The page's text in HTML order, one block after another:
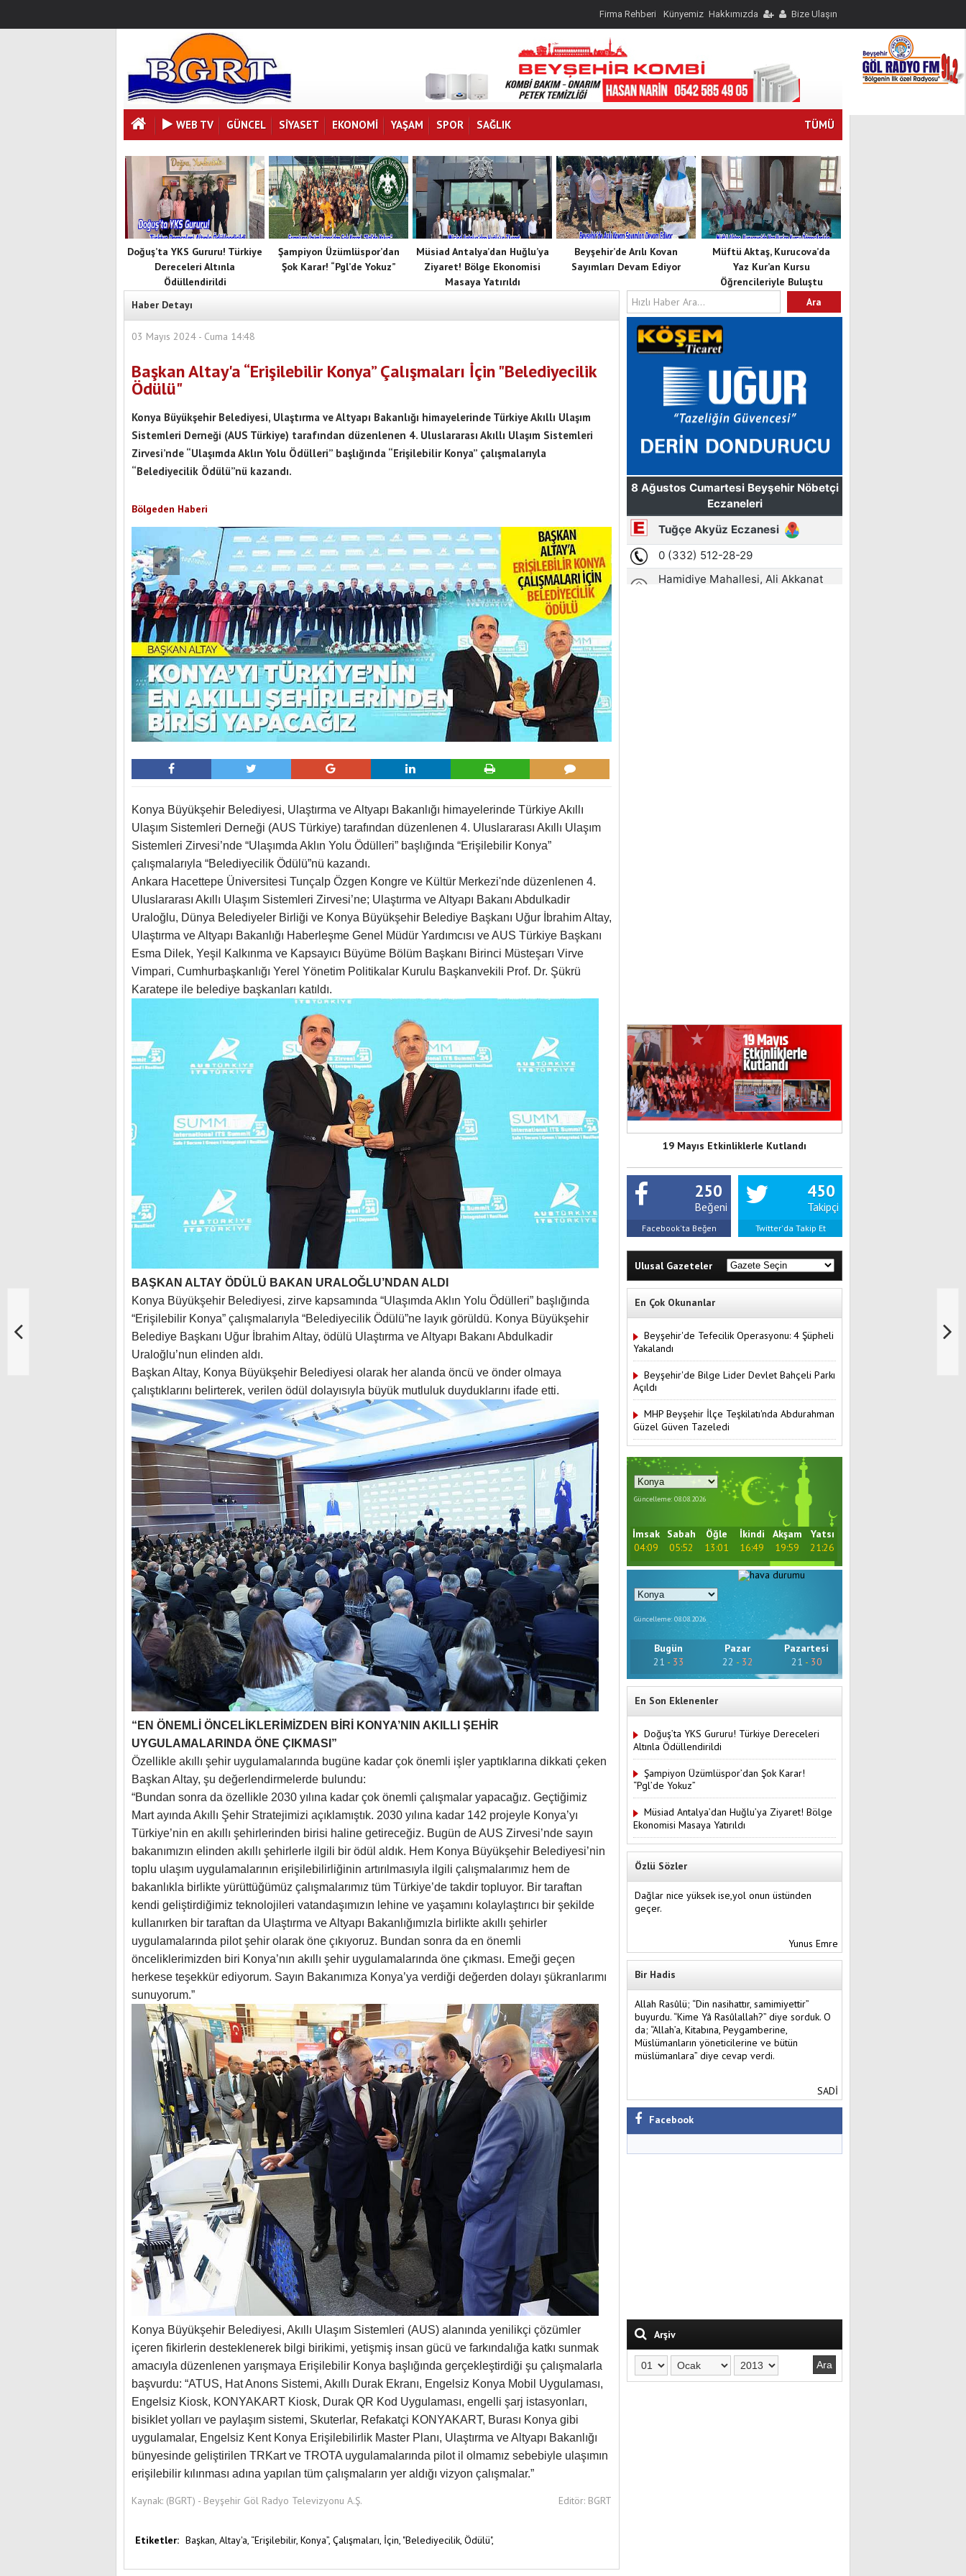
Firma Rehberi Künyemiz Hakkımızda Bize Ulaşın
WEB TV GÜNCEL SIYASET EKONOMI YAŞAM SPOR SAĞLIK TÜMÜ
Doğuş’ta YKS Gururu! Türkiye
Dereceleri Altınla
Ödüllendirildi
Şampiyon Üzümlüspor’dan
Şok Karar! “Pgl’de Yokuz”
Müsiad Antalya’dan Huğlu’ya
Ziyaret! Bölge Ekonomisi
Masaya Yatırıldı
Müftü Aktaş, Kurucova’da
Yaz Kur’an Kursu
Öğrencileriyle Buluştu
Beyşehir’de Arılı Kovan
Sayımları Devam Ediyor
Haber Detayı
03 Mayıs 2024 - Cuma 14:48
Başkan Altay'a “Erişilebilir Konya” Çalışmaları İçin "Belediyecilik
Ödülü"
Konya Büyükşehir Belediyesi, Ulaştırma ve Altyapı Bakanlığı himayelerinde Türkiye Akıllı Ulaşım
Sistemleri Derneği (AUS Türkiye) tarafından düzenlenen 4. Uluslararası Akıllı Ulaşım Sistemleri
Zirvesi’nde “Ulaşımda Aklın Yolu Ödülleri” başlığında “Erişilebilir Konya” çalışmalarıyla
“Belediyecilik Ödülü”nü kazandı.
Bölgeden Haberi
Konya Büyükşehir Belediyesi, Ulaştırma ve Altyapı Bakanlığı himayelerinde Türkiye Akıllı
Ulaşım Sistemleri Derneği (AUS Türkiye) tarafından düzenlenen 4. Uluslararası Akıllı Ulaşım
Sistemleri Zirvesi’nde “Ulaşımda Aklın Yolu Ödülleri” başlığında “Erişilebilir Konya”
çalışmalarıyla “Belediyecilik Ödülü”nü kazandı.
Ankara Hacettepe Üniversitesi Tunçalp Özgen Kongre ve Kültür Merkezi'nde düzenlenen 4.
Uluslararası Akıllı Ulaşım Sistemleri Zirvesi’ne; Ulaştırma ve Altyapı Bakanı Abdulkadir
Uraloğlu, Dünya Belediyeler Birliği ve Konya Büyükşehir Belediye Başkanı Uğur İbrahim Altay,
Ulaştırma ve Altyapı Bakanlığı Haberleşme Genel Müdür Yardımcısı ve AUS Türkiye Başkanı
Esma Dilek, Yeşil Kalkınma ve Kapsayıcı Büyüme Bölüm Başkanı Birinci Müsteşarı Virve
Vimpari, Cumhurbaşkanlığı Yerel Yönetim Politikalar Kurulu Başkanvekili Prof. Dr. Şükrü
Karatepe ile belediye başkanları katıldı.
BAŞKAN ALTAY ÖDÜLÜ BAKAN URALOĞLU’NDAN ALDI
Konya Büyükşehir Belediyesi, zirve kapsamında “Ulaşımda Aklın Yolu Ödülleri” başlığında
“Erişilebilir Konya” çalışmalarıyla “Belediyecilik Ödülü”ne layık görüldü. Konya Büyükşehir
Belediye Başkanı Uğur İbrahim Altay, ödülü Ulaştırma ve Altyapı Bakanı Abdulkadir
Uraloğlu’nun elinden aldı.
Başkan Altay, Konya Büyükşehir Belediyesi olarak her alanda öncü ve önder olmaya
çalıştıklarını belirterek, verilen ödül dolayısıyla büyük mutluluk duyduklarını ifade etti.
“EN ÖNEMLİ ÖNCELİKLERİMİZDEN BİRİ KONYA’NIN AKILLI ŞEHİR
UYGULAMALARINDA ÖNE ÇIKMASI”
Özellikle akıllı şehir uygulamalarında bugüne kadar çok önemli işler yaptıklarına dikkati çeken
Başkan Altay, şu değerlendirmelerde bulundu:
“Bundan sonra da özellikle 2030 yılına kadar çok önemli çalışmalar yapacağız. Geçtiğimiz
Mart ayında Akıllı Şehir Stratejimizi açıklamıştık. 2030 yılına kadar 142 projeyle Konya’yı
Türkiye’nin en akıllı şehirlerinden birisi haline getireceğiz. Bugün de AUS Zirvesi’nde sayın
bakanımızın elinden akıllı şehirlerle ilgili bir ödül aldık. Hem Konya Büyükşehir Belediyesi’nin
toplu ulaşım uygulamalarının erişilebilirliğinin artırılmasıyla ilgili çalışmalarımız hem de
bakanlıkla birlikte yürüttüğümüz çalışmalarımız tüm Türkiye’de takdir topluyor. Bir taraftan
kendi geliştirdiğimiz teknolojileri vatandaşımızın lehine ve yaşamını kolaylaştırıcı bir şekilde
kullanırken bir taraftan da Ulaştırma ve Altyapı Bakanlığımızla birlikte akıllı şehirler
uygulamalarında pilot şehir olarak öne çıkıyoruz. Bundan sonra da en önemli
önceliklerimizden biri Konya’nın akıllı şehir uygulamalarında öne çıkması. Emeği geçen
herkese teşekkür ediyorum. Sayın Bakanımıza Konya’ya verdiği değerden dolayı şükranlarımı
sunuyorum.”
Konya Büyükşehir Belediyesi, Akıllı Ulaşım Sistemleri (AUS) alanında yenilikçi çözümler
içeren fikirlerin desteklenerek bilgi birikimi, yetişmiş insan gücü ve farkındalığa katkı sunmak
amacıyla düzenlenen yarışmaya Erişilebilir Konya başlığında gerçekleştirdiği şu çalışmalarla
başvurdu: “ATUS, Hat Anons Sistemi, Akıllı Durak Ekranı, Engelsiz Konya Mobil Uygulaması,
Engelsiz Kiosk, KONYAKART Kiosk, Durak QR Kod Uygulaması, engelli şarj istasyonları,
bisiklet yolları ve paylaşım sistemi, Skuterlar, Refakatçi KONYAKART, Burası Konya gibi
uygulamalar, Engelsiz Kent Konya Erişilebilirlik Master Planı, Ulaştırma ve Altyapı Bakanlığı
bünyesinde geliştirilen TRKart ve TROTA uygulamalarında pilot il olmamız sebebiyle ulaşımın
erişilebilir kılınması adına yapılan tüm çalışmaların yer aldığı vizyon çalışmalar.”
Kaynak: (BGRT) - Beyşehir Göl Radyo Televizyonu A.Ş. Editör: BGRT
Etiketler: Başkan, Altay'a, “Erişilebilir, Konya”, Çalışmaları, İçin, "Belediyecilik, Ödülü",
19 Mayıs Etkinliklerle Kutlandı
250
Beğeni
Facebook'ta Beğen
450
Takipçi
Twitter'da Takip Et
Ulusal Gazeteler
En Çok Okunanlar
Beyşehir'de Tefecilik Operasyonu: 4 Şüpheli
Yakalandı
Beyşehir'de Bilge Lider Devlet Bahçeli Parkı
Açıldı
MHP Beyşehir İlçe Teşkilatı'nda Abdurahman
Güzel Güven Tazeledi
Güncelleme: 08.08.2026
İmsak
04:09
Sabah
05:52
Öğle
13:01
İkindi
16:49
Akşam
19:59
Yatsı
21:26
Güncelleme: 08.08.2026
Bugün
21 - 33
Pazar
22 - 32
Pazartesi
21 - 30
En Son Eklenenler
Doğuş’ta YKS Gururu! Türkiye Dereceleri
Altınla Ödüllendirildi
Şampiyon Üzümlüspor’dan Şok Karar!
“Pgl’de Yokuz”
Müsiad Antalya’dan Huğlu’ya Ziyaret! Bölge
Ekonomisi Masaya Yatırıldı
Özlü Sözler
Dağlar nice yüksek ise,yol onun üstünden
geçer.
Yunus Emre
Bir Hadis
Allah Rasûlü; “Din nasihattır, samimiyettir”
buyurdu. “Kime Yâ Rasûlallah?” diye sorduk. O
da; “Allah’a, Kitabına, Peygamberine,
Müslümanların yöneticilerine ve bütün
müslümanlara” diye cevap verdi.
SADİ
Facebook
Arşiv